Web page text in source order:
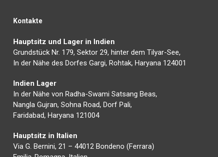
Kontakte
Hauptsitz und Lager in Indien
Grundstück Nr. 179, Sektor 29, hinter dem Tilyar-See,
In der Nähe des Dorfes Gargi, Rohtak, Haryana 124001
Indien Lager
In der Nähe von Radha-Swami Satsang Beas,
Nangla Gujran, Sohna Road, Dorf Pali,
Faridabad, Haryana 121004
Hauptsitz in Italien
Via G. Bernini, 21 – 44012 Bondeno (Ferrara)